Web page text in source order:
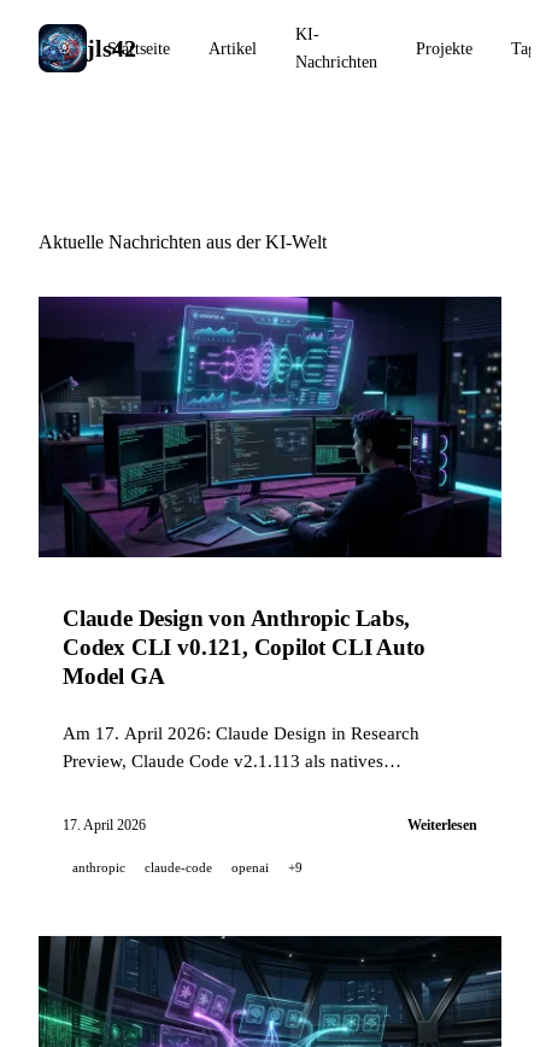
jls42
Startseite Artikel
KI-
Nachrichten
Projekte
Aktuelle Nachrichten aus der KI-Welt
Claude Design von Anthropic Labs,
Codex CLI v0.121, Copilot CLI Auto
Model GA
Am 17. April 2026: Claude Design in Research
Preview, Claude Code v2.1.113 als natives
Copilot CLI Auto Model GA, NotebookLM Free in der
Seedance 2.0 iOS.
17. April 2026 Weiterlesen
anthropic claude-code openai +9